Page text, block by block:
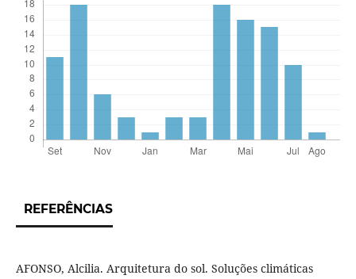
REFERÊNCIAS
AFONSO, Alcilia. Arquitetura do sol. Soluções climáticas